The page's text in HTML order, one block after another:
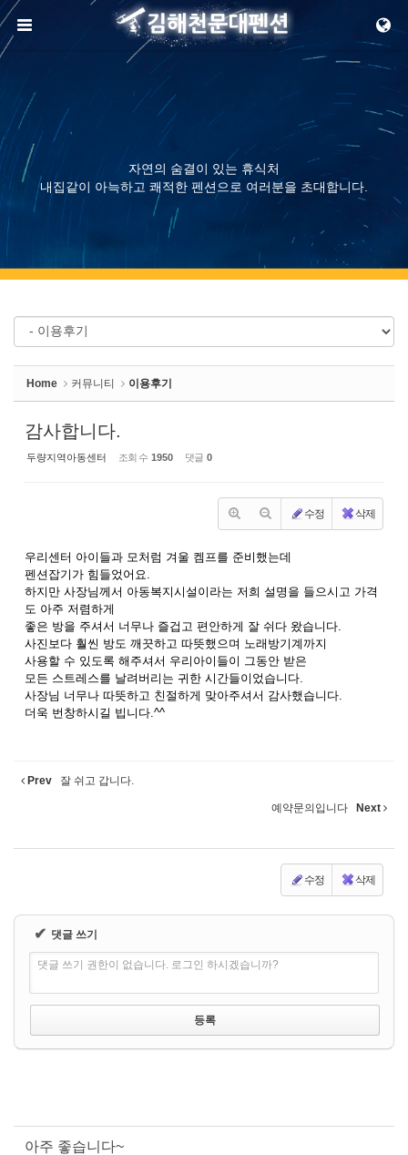
메뉴 건너뛰기
자연의 숨결이 있는 휴식처
내집같이 아늑하고 쾌적한 펜션으로 여러분을 초대합니다.
Home 커뮤니티 이용후기
감사합니다.
두량지역아동센터 조회 수 1950 댓글 0
수정 삭제
우리센터 아이들과 모처럼 겨울 켐프를 준비했는데
펜션잡기가 힘들었어요.
하지만 사장님께서 아동복지시설이라는 저희 설명을 들으시고 가격
도 아주 저렴하게
좋은 방을 주셔서 너무나 즐겁고 편안하게 잘 쉬다 왔습니다.
사진보다 훨씬 방도 깨끗하고 따뜻했으며 노래방기계까지
사용할 수 있도록 해주셔서 우리아이들이 그동안 받은
모든 스트레스를 날려버리는 귀한 시간들이었습니다.
사장님 너무나 따뜻하고 친절하게 맞아주셔서 감사했습니다.
더욱 번창하시길 빕니다.^^
Prev 잘 쉬고 갑니다.
예약문의입니다 Next
수정 삭제
✔ 댓글 쓰기
댓글 쓰기 권한이 없습니다. 로그인 하시겠습니까?
아주 좋습니다~
Sketchbook5, 스케치북5
Sketchbook5, 스케치북5